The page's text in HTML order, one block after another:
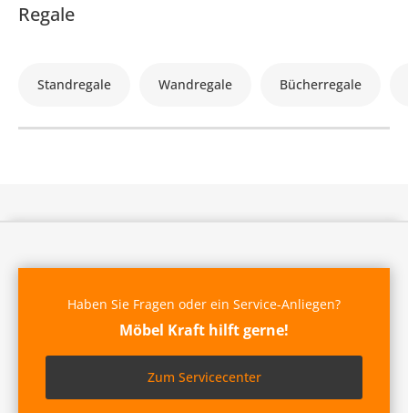
Regale
Standregale Wandregale Bücherregale
Haben Sie Fragen oder ein Service-Anliegen?
Möbel Kraft hilft gerne!
Zum Servicecenter